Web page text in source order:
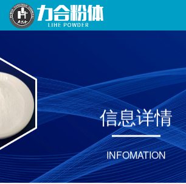
信息详情
INFOMATION